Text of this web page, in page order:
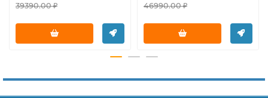
39390.00 ₽ 46990.00 ₽